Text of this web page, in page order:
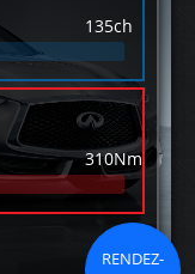
135ch
310Nm
RENDEZ-